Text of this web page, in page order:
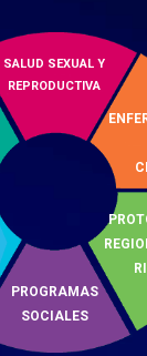
SALUD SEXUAL Y
REPRODUCTIVA
PROGRAMAS
SOCIALES